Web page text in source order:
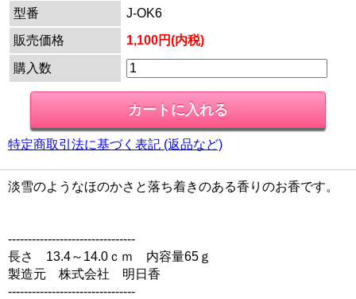
型番
J-OK6
販売価格
1,100円(内税)
購入数
特定商取引法に基づく表記 (返品など)
淡雪のようなほのかさと落ち着きのある香りのお香です。
--------------------------------
長さ 13.4～14.0ｃｍ 内容量65ｇ
製造元 株式会社 明日香
--------------------------------